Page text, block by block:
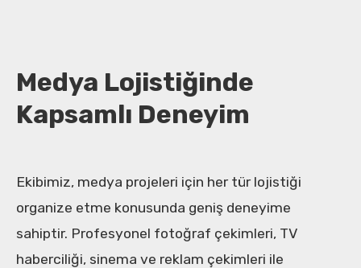
Medya Lojistiğinde
Kapsamlı Deneyim
Ekibimiz, medya projeleri için her tür lojistiği
organize etme konusunda geniş deneyime
sahiptir. Profesyonel fotoğraf çekimleri, TV
haberciliği, sinema ve reklam çekimleri ile